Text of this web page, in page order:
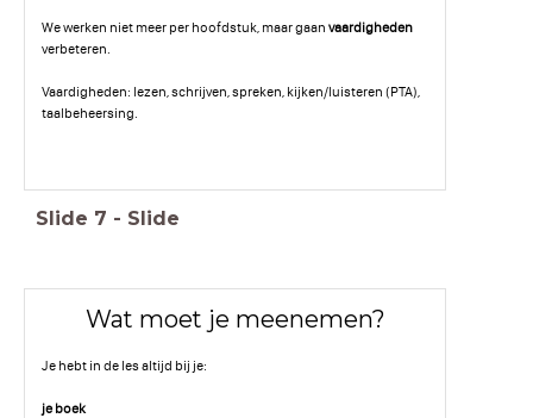
We werken niet meer per hoofdstuk, maar gaan vaardigheden
verbeteren.
Vaardigheden: lezen, schrijven, spreken, kijken/luisteren (PTA),
taalbeheersing.
Slide 7 - Slide
Wat moet je meenemen?
Je hebt in de les altijd bij je:
je boek